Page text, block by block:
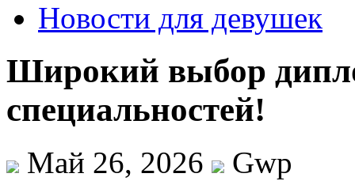
Новости для девушек
Широкий выбор
специальностей!
Май 26, 2026
Gwp